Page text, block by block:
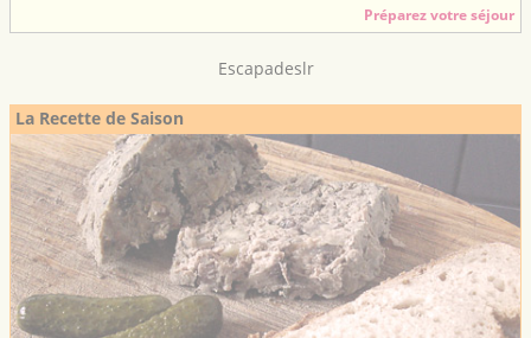
Préparez votre séjour
Escapadeslr
La Recette de Saison